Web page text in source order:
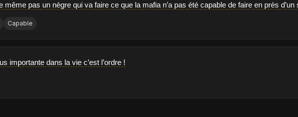
même pas un nègre qui va faire ce que la mafia n’a pas été capable de faire en près d’un
Capable
importante dans la vie c’est l’ordre !